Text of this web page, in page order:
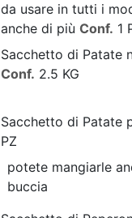
da usare in tutti i
anche di più Conf. 1
Sacchetto di Patate
Conf. 2.5 KG
Sacchetto di Patate
PZ
potete mangiarle
buccia